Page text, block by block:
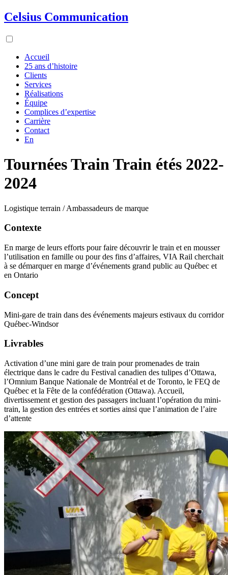
Celsius Communication
Accueil
25 ans d’histoire
Clients
Services
Réalisations
Équipe
Complices d’expertise
Carrière
Contact
En
Tournées Train Train étés 2022-
2024
Logistique terrain / Ambassadeurs de marque
Contexte
En marge de leurs efforts pour faire découvrir le train et en mousser
l’utilisation en famille ou pour des fins d’affaires, VIA Rail cherchait
à se démarquer en marge d’événements grand public au Québec et
en Ontario
Concept
Mini-gare de train dans des événements majeurs estivaux du corridor
Québec-Windsor
Livrables
Activation d’une mini gare de train pour promenades de train
électrique dans le cadre du Festival canadien des tulipes d’Ottawa,
l’Omnium Banque Nationale de Montréal et de Toronto, le FEQ de
Québec et la Fête de la confédération (Ottawa). Accueil,
divertissement et gestion des passagers incluant l’opération du mini-
train, la gestion des entrées et sorties ainsi que l’animation de l’aire
d’attente